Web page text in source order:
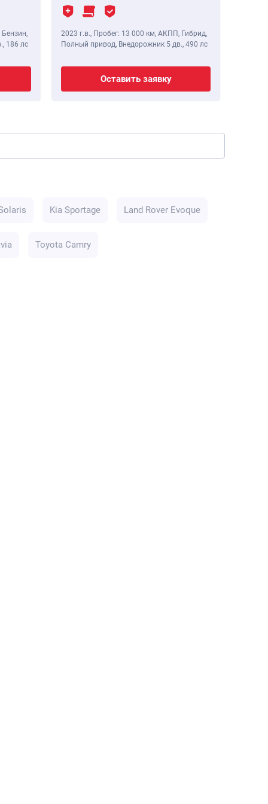
186 лс
2023 г.в., Пробег: 13 000 км, АКПП, Гибрид,
Полный привод, Внедорожник 5 дв., 490 лс
Оставить заявку
Kia Sportage Land Rover Evoque
Toyota Camry